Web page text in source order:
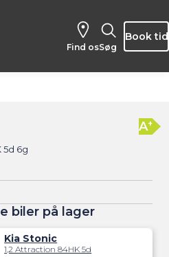
Find os Søg
Book tid
5d 6g
A+
biler på lager
Kia Stonic
1,2 Attraction 84HK 5d